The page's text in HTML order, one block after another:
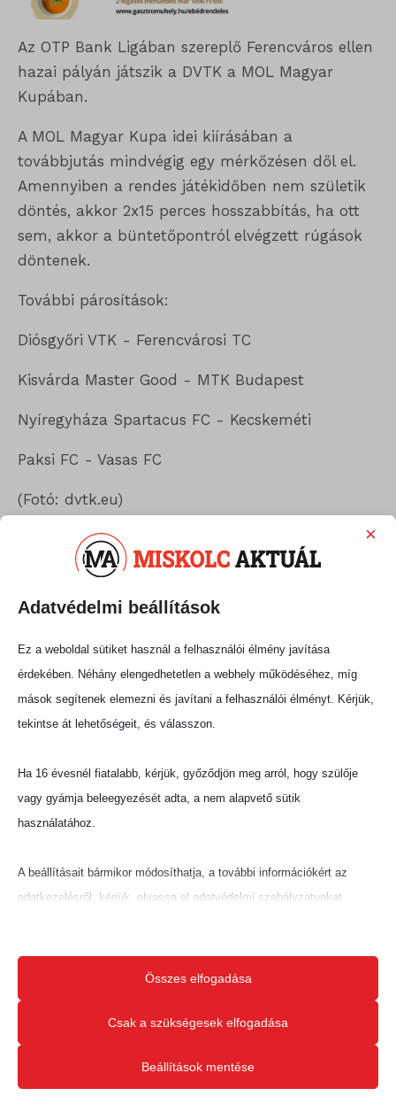
Az OTP Bank Ligában szereplő Ferencváros ellen
hazai pályán játszik a DVTK a MOL Magyar
Kupában.
A MOL Magyar Kupa idei kiírásában a
továbbjutás mindvégig egy mérkőzésen dől el.
Amennyiben a rendes játékidőben nem születik
döntés, akkor 2x15 perces hosszabbítás, ha ott
sem, akkor a büntetőpontról elvégzett rúgások
döntenek.
További párosítások:
Diósgyőri VTK - Ferencvárosi TC
Kisvárda Master Good - MTK Budapest
Nyíregyháza Spartacus FC - Kecskeméti
Paksi FC - Vasas FC
(Fotó: dvtk.eu)
Adatvédelmi beállítások
×
Ez a weboldal sütiket használ a felhasználói élmény javítása
érdekében. Néhány elengedhetetlen a webhely működéséhez, míg
mások segítenek elemezni és javítani a felhasználói élményt. Kérjük,
tekintse át lehetőségeit, és válasszon.
Ha 16 évesnél fiatalabb, kérjük, győződjön meg arról, hogy szülője
vagy gyámja beleegyezését adta, a nem alapvető sütik
használatához.
A beállításait bármikor módosíthatja, a további információkért az
adatkezelésről, kérjük, olvassa el adatvédelmi szabályzatunkat.
Ne feledje, hogy ha bizonyos típusú sütik, vagy szolgáltatások
letiltása mellett dönt, az befolyásolhatja a webhely által nyújtott
élményét és az általunk kínált szolgáltatásokat.
Összes elfogadása
Csak a szükségesek elfogadása
Beállítások mentése